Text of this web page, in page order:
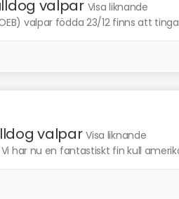
valpar Visa liknande
valpar födda 23/12 finns att
valpar Visa liknande
har nu en fantastiskt fin kull